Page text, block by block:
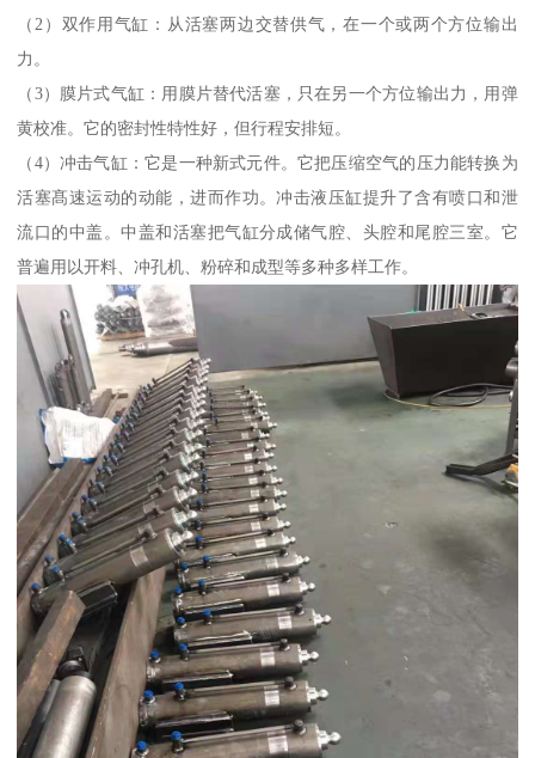
（2）双作用气缸：从活塞两边交替供气，在一个或两个方位输出
力。
（3）膜片式气缸：用膜片替代活塞，只在另一个方位输出力，用弹
黄校准。它的密封性特性好，但行程安排短。
（4）冲击气缸：它是一种新式元件。它把压缩空气的压力能转换为
活塞髙速运动的动能，进而作功。冲击液压缸提升了含有喷口和泄
流口的中盖。中盖和活塞把气缸分成储气腔、头腔和尾腔三室。它
普遍用以开料、冲孔机、粉碎和成型等多种多样工作。